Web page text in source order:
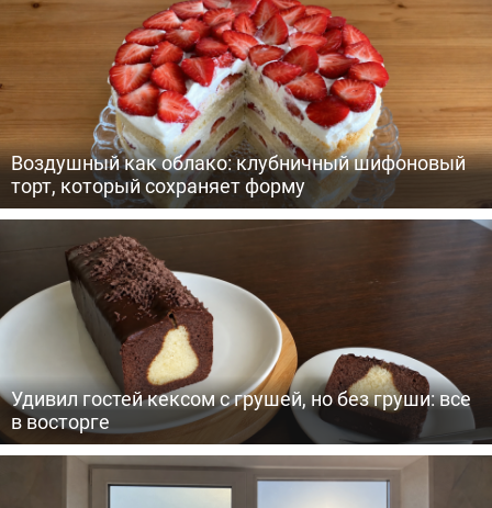
Воздушный как облако: клубничный шифоновый
торт, который сохраняет форму
Удивил гостей кексом с грушей, но без груши: все
в восторге